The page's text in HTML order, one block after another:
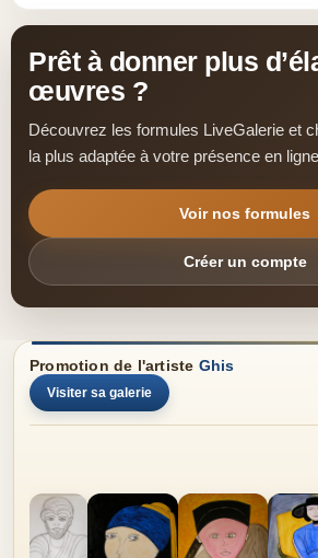
Prêt à donner plus
œuvres ?
Découvrez les formules LiveGalerie et
la plus adaptée à votre présence en
Voir nos formules
Créer un compte
Promotion de l'artiste Ghis
Visiter sa galerie